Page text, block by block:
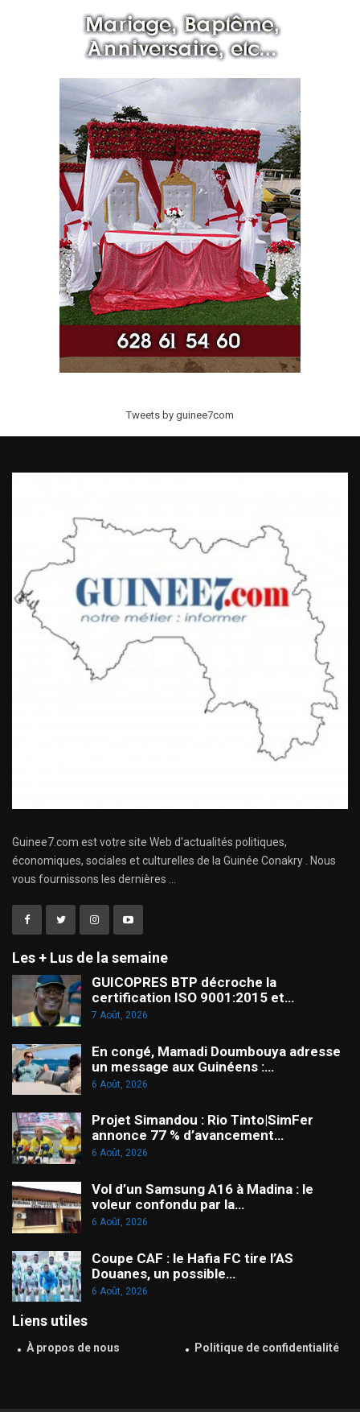
Tweets by guinee7com
Guinee7.com est votre site Web d'actualités politiques,
économiques, sociales et culturelles de la Guinée Conakry . Nous
vous fournissons les dernières ...
Les + Lus de la semaine
GUICOPRES BTP décroche la
certification ISO 9001:2015 et…
7 Août, 2026
En congé, Mamadi Doumbouya adresse
un message aux Guinéens :…
6 Août, 2026
Projet Simandou : Rio Tinto|SimFer
annonce 77 % d’avancement…
6 Août, 2026
Vol d’un Samsung A16 à Madina : le
voleur confondu par la…
6 Août, 2026
Coupe CAF : le Hafia FC tire l’AS
Douanes, un possible…
6 Août, 2026
Liens utiles
À propos de nous Politique de confidentialité